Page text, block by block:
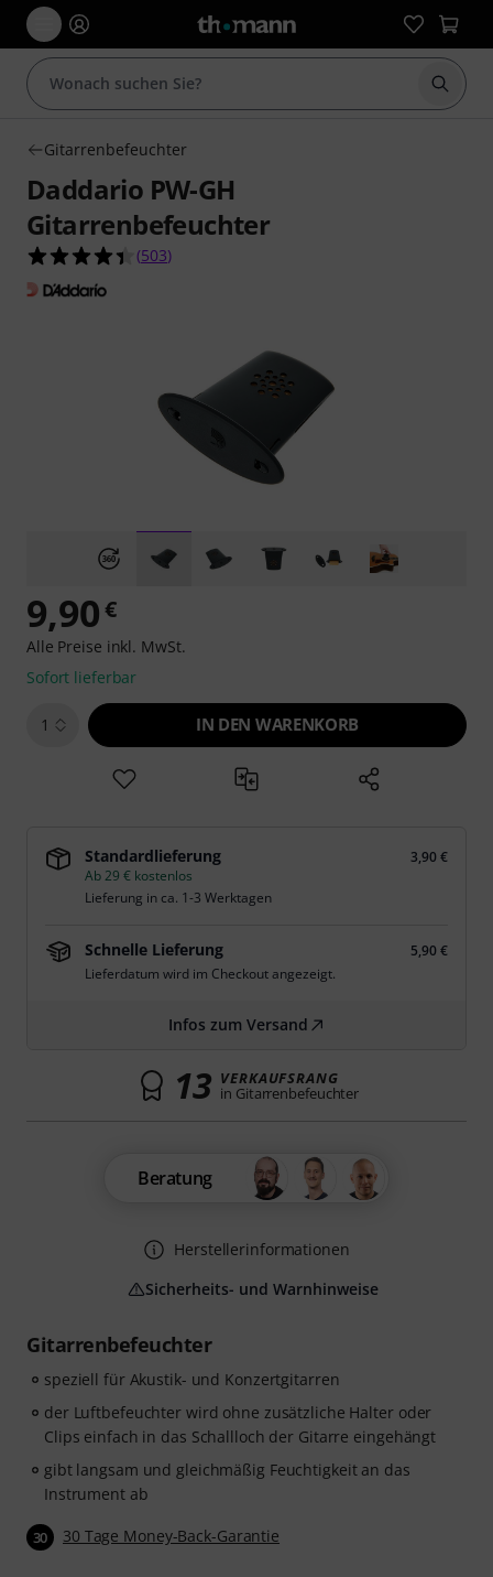
Suche
Gitarrenbefeuchter
Daddario PW-GH
Gitarrenbefeuchter
4.4 von 5 Sternen aus 503 Kundenbewertungen
(503)
Gitarrenbefeuchter
speziell für Akustik- und Konzertgitarren
der Luftbefeuchter wird ohne zusätzliche Halter oder
Clips einfach in das Schallloch der Gitarre eingehängt
gibt langsam und gleichmäßig Feuchtigkeit an das
Instrument ab
30 30 Tage Money-Back-Garantie
9,90€
Alle Preise inkl. MwSt.
Sofort lieferbar
1 IN DEN WARENKORB
Standardlieferung
3,90 €
Ab 29 € kostenlos
Lieferung in ca. 1-3 Werktagen
Schnelle Lieferung
5,90 €
Lieferdatum wird im Checkout angezeigt.
Infos zum Versand
13 VERKAUFSRANG
in Gitarrenbefeuchter
Beratung
Herstellerinformationen
Sicherheits- und Warnhinweise